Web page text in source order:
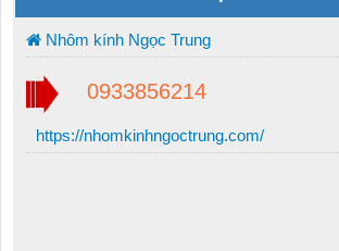
Nhôm kính Ngọc Trung
0933856214
https://nhomkinhngoctrung.com/